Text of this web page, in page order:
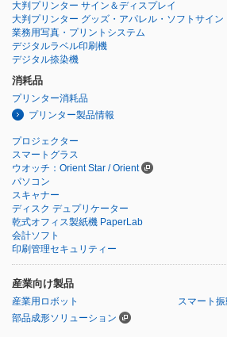
大判プリンター サイン＆ディスプレイ
大判プリンター グッズ・アパレル・ソフトサイン
業務用写真・プリントシステム
デジタルラベル印刷機
デジタル捺染機
消耗品
プリンター消耗品
プリンター製品情報
プロジェクター
スマートグラス
ウオッチ：Orient Star / Orient
パソコン
スキャナー
ディスク デュプリケーター
乾式オフィス製紙機 PaperLab
会計ソフト
印刷管理セキュリティー
産業向け製品
産業用ロボット
スマート
部品成形ソリューション